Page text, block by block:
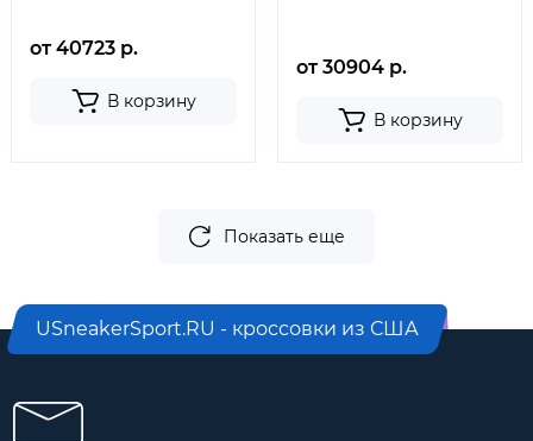
от 40723 р.
В корзину
от 30904 р.
В корзину
Показать еще
USneakerSport.RU - кроссовки из США